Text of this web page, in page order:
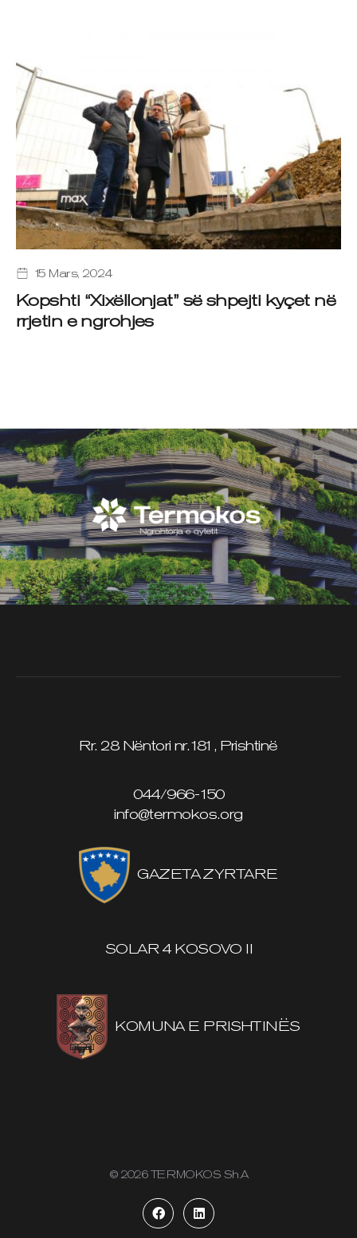
15 Mars, 2024
Kopshti “Xixëllonjat” së shpejti kyçet në
rrjetin e ngrohjes
Rr. 28 Nëntori nr.181, Prishtinë
044/966-150
info@termokos.org
GAZETA ZYRTARE
SOLAR 4 KOSOVO II
KOMUNA E PRISHTINËS
© 2026 TERMOKOS Sh.A